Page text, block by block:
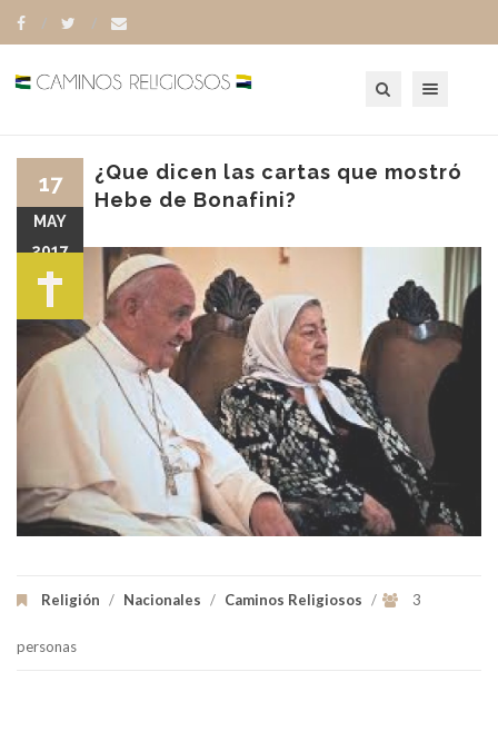
¿Que dicen las cartas que mostró
Hebe de Bonafini?
Religión / Nacionales / Caminos Religiosos / 3
personas
17
MAY
2017